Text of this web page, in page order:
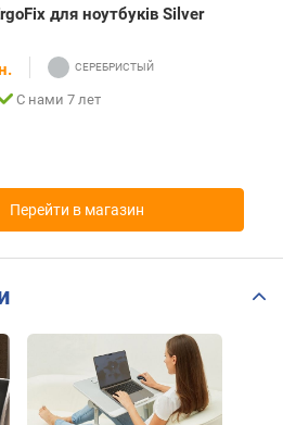
для ноутбуків Silver
С нами 7 лет
Перейти в магазин